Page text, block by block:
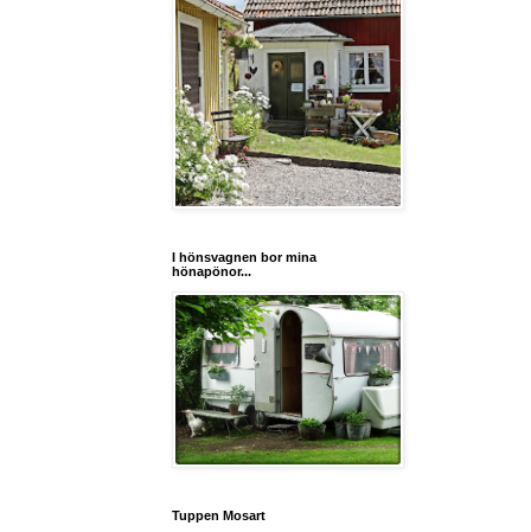
I hönsvagnen bor mina
hönapönor...
Tuppen Mosart